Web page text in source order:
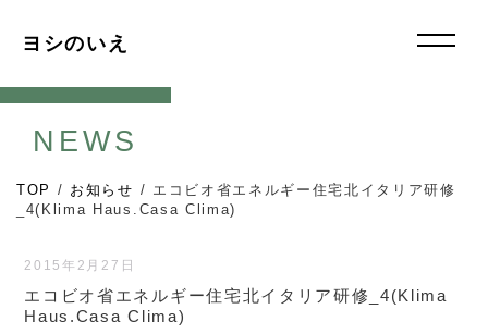
ヨシのいえ
NEWS
TOP / お知らせ / エコビオ省エネルギー住宅北イタリア研修
_4(Klima Haus.Casa Clima)
2015年2月27日
エコビオ省エネルギー住宅北イタリア研修_4(Klima
Haus.Casa Clima)